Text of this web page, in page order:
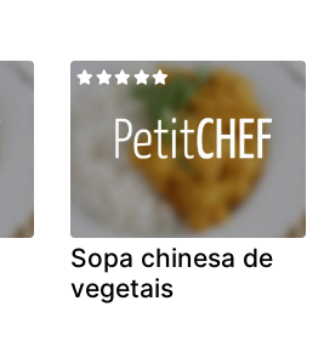
Sopa chinesa de
vegetais